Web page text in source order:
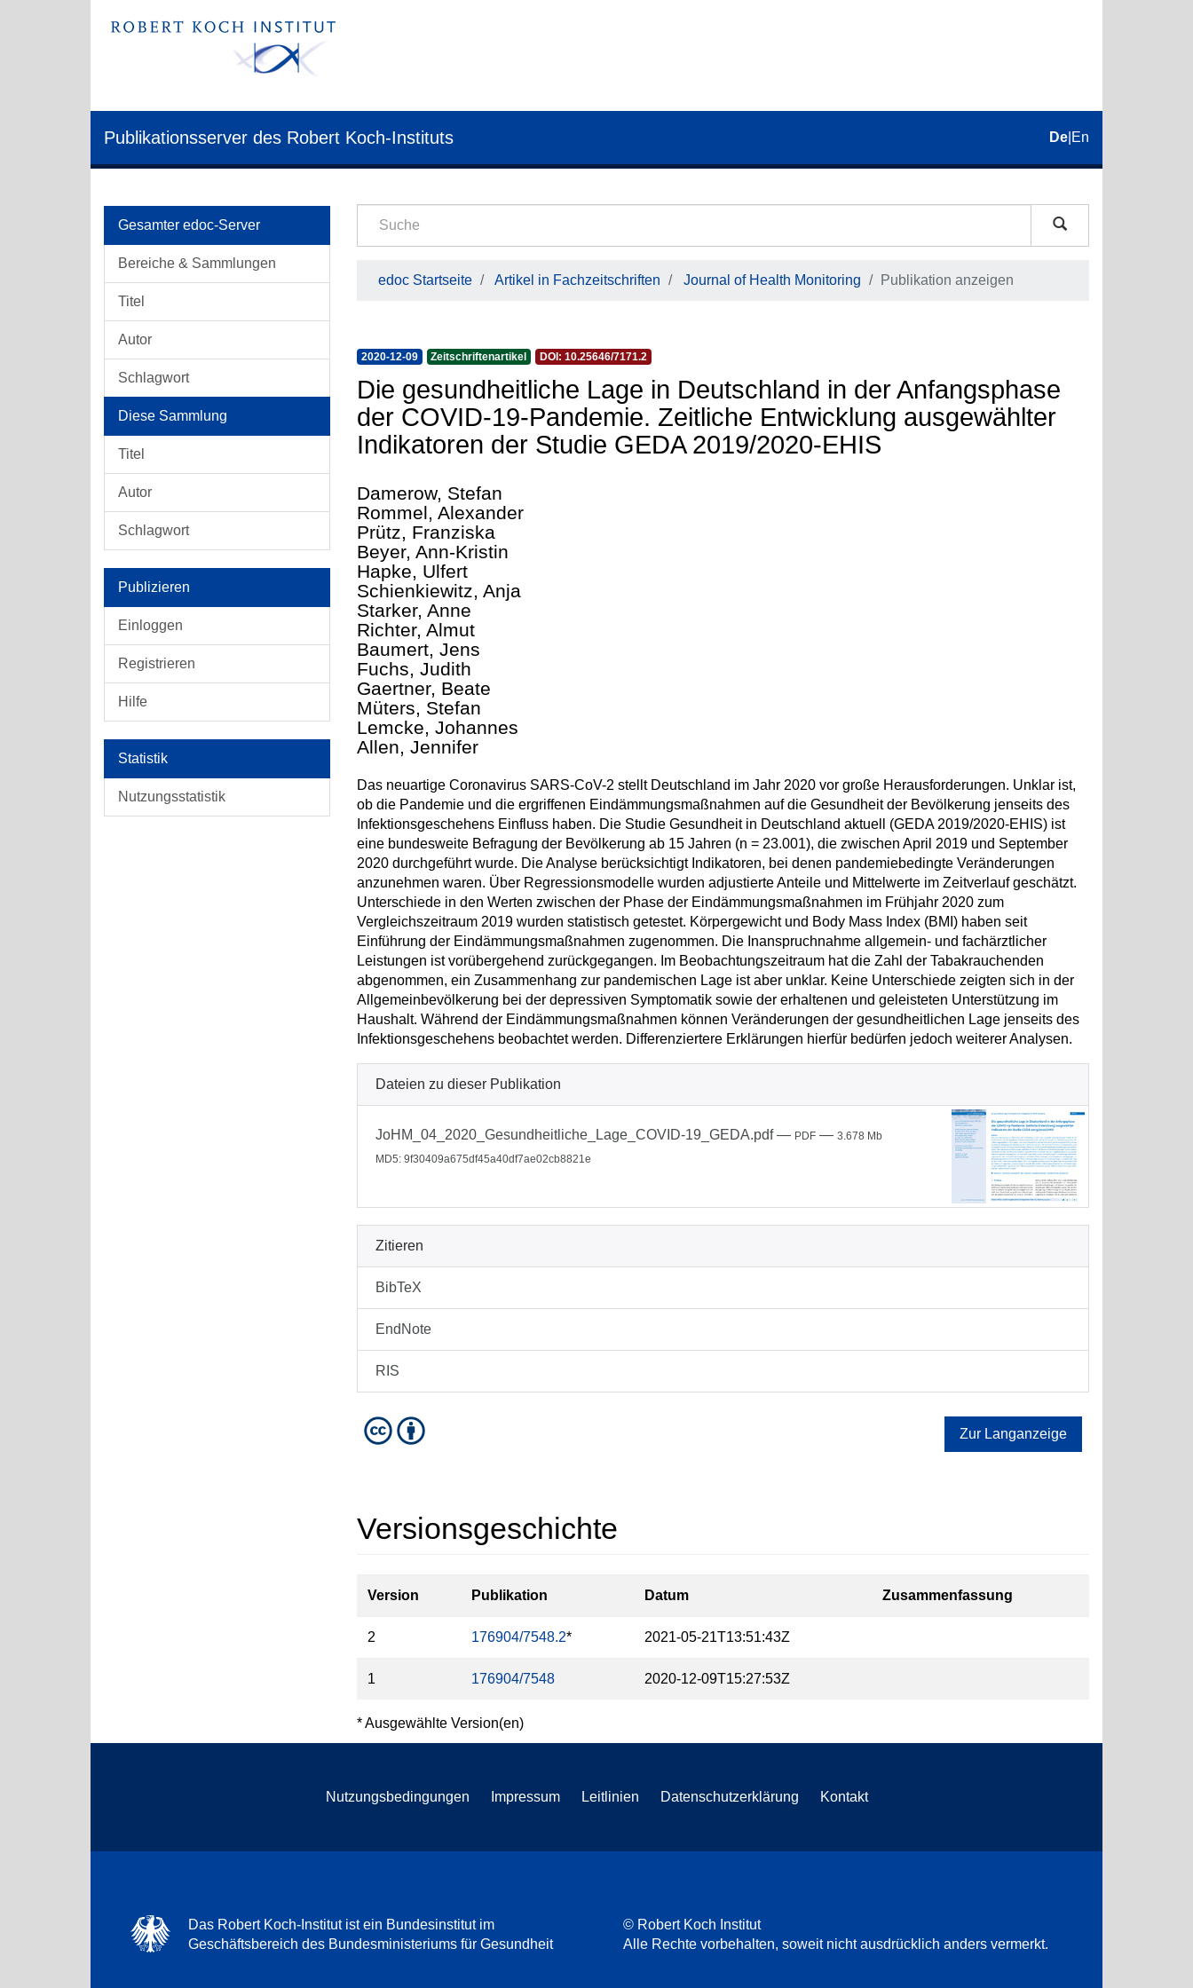
Publikationsserver des Robert Koch-Instituts De En
Gesamter edoc-Server
Bereiche & Sammlungen
Titel
Autor
Schlagwort
Diese Sammlung
Titel
Autor
Schlagwort
Publizieren
Einloggen
Registrieren
Hilfe
Statistik
Nutzungsstatistik
edoc Startseite Artikel in Fachzeitschriften Journal of Health Monitoring Publikation anzeigen
2020-12-09 Zeitschriftenartikel DOI: 10.25646/7171.2
Die gesundheitliche Lage in Deutschland in der Anfangsphase
der COVID-19-Pandemie. Zeitliche Entwicklung ausgewählter
Indikatoren der Studie GEDA 2019/2020-EHIS
Damerow, Stefan
Rommel, Alexander
Prütz, Franziska
Beyer, Ann-Kristin
Hapke, Ulfert
Schienkiewitz, Anja
Starker, Anne
Richter, Almut
Baumert, Jens
Fuchs, Judith
Gaertner, Beate
Müters, Stefan
Lemcke, Johannes
Allen, Jennifer
Das neuartige Coronavirus SARS-CoV-2 stellt Deutschland im Jahr 2020 vor große Herausforderungen. Unklar ist,
ob die Pandemie und die ergriffenen Eindämmungsmaßnahmen auf die Gesundheit der Bevölkerung jenseits des
Infektionsgeschehens Einfluss haben. Die Studie Gesundheit in Deutschland aktuell (GEDA 2019/2020-EHIS) ist
eine bundesweite Befragung der Bevölkerung ab 15 Jahren (n = 23.001), die zwischen April 2019 und September
2020 durchgeführt wurde. Die Analyse berücksichtigt Indikatoren, bei denen pandemiebedingte Veränderungen
anzunehmen waren. Über Regressionsmodelle wurden adjustierte Anteile und Mittelwerte im Zeitverlauf geschätzt.
Unterschiede in den Werten zwischen der Phase der Eindämmungsmaßnahmen im Frühjahr 2020 zum
Vergleichszeitraum 2019 wurden statistisch getestet. Körpergewicht und Body Mass Index (BMI) haben seit
Einführung der Eindämmungsmaßnahmen zugenommen. Die Inanspruchnahme allgemein- und fachärztlicher
Leistungen ist vorübergehend zurückgegangen. Im Beobachtungszeitraum hat die Zahl der Tabakrauchenden
abgenommen, ein Zusammenhang zur pandemischen Lage ist aber unklar. Keine Unterschiede zeigten sich in der
Allgemeinbevölkerung bei der depressiven Symptomatik sowie der erhaltenen und geleisteten Unterstützung im
Haushalt. Während der Eindämmungsmaßnahmen können Veränderungen der gesundheitlichen Lage jenseits des
Infektionsgeschehens beobachtet werden. Differenziertere Erklärungen hierfür bedürfen jedoch weiterer Analysen.
Dateien zu dieser Publikation
JoHM_04_2020_Gesundheitliche_Lage_COVID-19_GEDA.pdf— PDF — 3.678 Mb
MD5: 9f30409a675df45a40df7ae02cb8821e
Zitieren
BibTeX
EndNote
RIS
Zur Langanzeige
Versionsgeschichte
Version Publikation Datum Zusammenfassung
2 176904/7548.2* 2021-05-21T13:51:43Z
1 176904/7548 2020-12-09T15:27:53Z
* Ausgewählte Version(en)
Nutzungsbedingungen Impressum Leitlinien Datenschutzerklärung Kontakt
Das Robert Koch-Institut ist ein Bundesinstitut im
Geschäftsbereich des Bundesministeriums für Gesundheit
© Robert Koch Institut
Alle Rechte vorbehalten, soweit nicht ausdrücklich anders vermerkt.